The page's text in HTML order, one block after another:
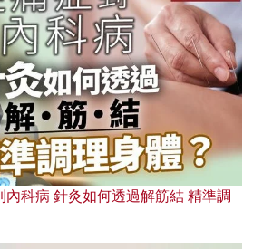
科病 針灸如何透過解筋結 精準調